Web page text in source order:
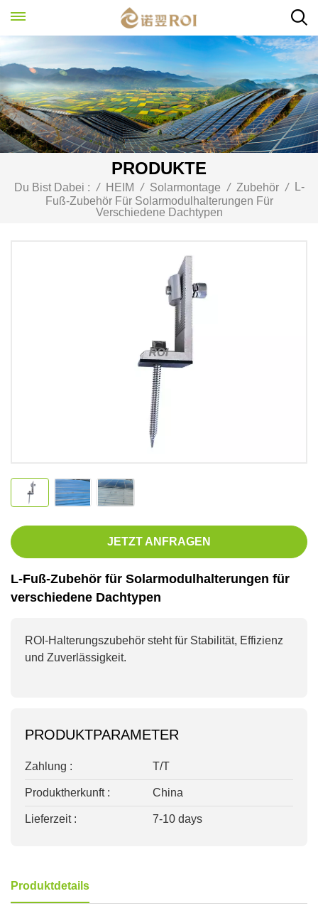
PRODUKTE
Du Bist Dabei : / HEIM / Solarmontage / Zubehör /
L-
Fuß-Zubehör Für Solarmodulhalterungen Für
Verschiedene Dachtypen
JETZT ANFRAGEN
L-Fuß-Zubehör für Solarmodulhalterungen für
verschiedene Dachtypen
ROI-Halterungszubehör steht für Stabilität, Effizienz
und Zuverlässigkeit.
PRODUKTPARAMETER
Zahlung : T/T
Produktherkunft : China
Lieferzeit : 7-10 days
Produktdetails